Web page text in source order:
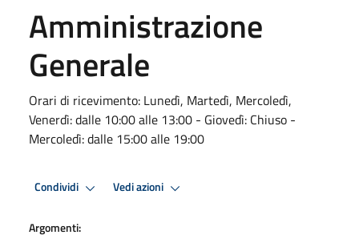
Amministrazione
Generale
Orari di ricevimento: Lunedì, Martedì, Mercoledì,
Venerdì: dalle 10:00 alle 13:00 - Giovedì: Chiuso -
Mercoledì: dalle 15:00 alle 19:00
Condividi Vedi azioni
Argomenti: